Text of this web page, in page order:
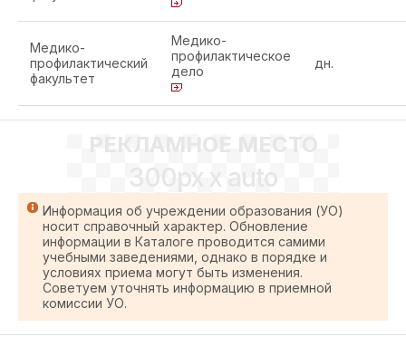
Медико-
профилактический
факультет
Медико-
профилактическое
дело
дн.
РЕКЛАМНОЕ МЕСТО
300px x auto
Информация об учреждении образования (УО)
носит справочный характер. Обновление
информации в Каталоге проводится самими
учебными заведениями, однако в порядке и
условиях приема могут быть изменения.
Советуем уточнять информацию в приемной
комиссии УО.